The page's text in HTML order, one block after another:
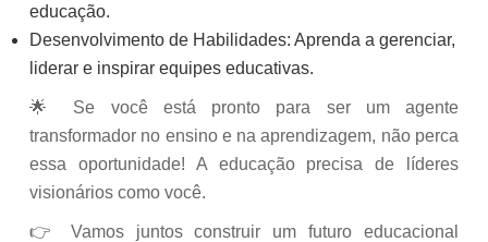
educação.
Desenvolvimento de Habilidades: Aprenda a gerenciar,
liderar e inspirar equipes educativas.
🌟 Se você está pronto para ser um agente
transformador no ensino e na aprendizagem, não perca
essa oportunidade! A educação precisa de líderes
visionários como você.
👉 Vamos juntos construir um futuro educacional